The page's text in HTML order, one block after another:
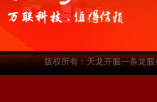
版权所有：天龙开服一条龙服